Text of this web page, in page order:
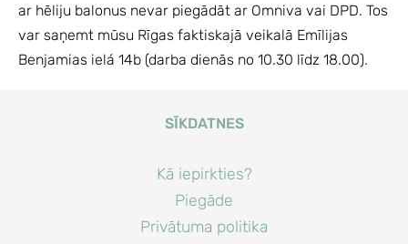
ar hēliju balonus nevar piegādāt ar Omniva vai DPD. Tos
var saņemt mūsu Rīgas faktiskajā veikalā Emīlijas
Benjamias ielá 14b (darba dienās no 10.30 līdz 18.00).
SĪKDATNES
Kā iepirkties?
Piegāde
Privātuma politika